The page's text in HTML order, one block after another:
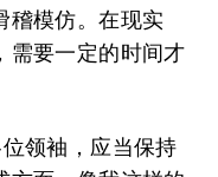
稽模仿。在现实
需要一定的时间才
领袖，应当保持